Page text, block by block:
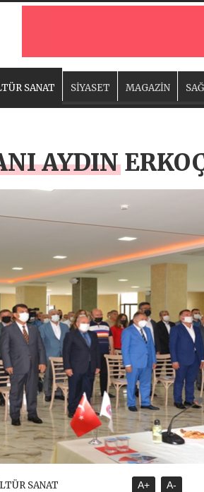
SANAT SİYASET MAGAZİN
AYDIN
SANAT A+ A-